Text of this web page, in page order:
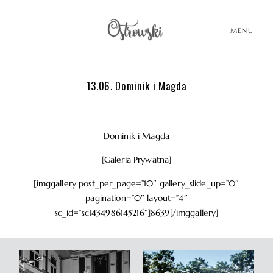
MENU
O MNIE
BLOG
13.06. Dominik i Magda
Dominik i Magda
[Galeria Prywatna]
[imggallery post_per_page=”10″ gallery_slide_up=”0″
pagination=”0″ layout=”4″
sc_id=”sc1434986145216″]8639[/imggallery]
O MNIE
BLOG